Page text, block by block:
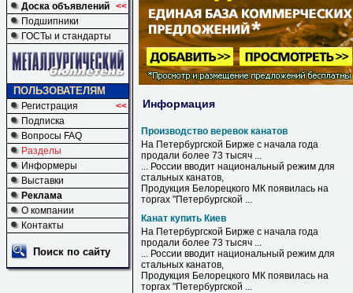
Доска объявлений <<
Подшипники
ГОСТы и стандарты
ПОЛЬЗОВАТЕЛЯМ
Регистрация
<<
Подписка
Вопросы FAQ
Разделы
Информеры
Выставки
Реклама
О компании
Контакты
Поиск по сайту
Информация
Производство веревок канатов
На Петербургской Бирже с начала года
продали более 73 тысяч ...
... России вводит национальный режим для
стальных канатов,
Продукция Белорецкого МК появилась на
торгах "Петербургской ...
Канат купить Киев
На Петербургской Бирже с начала года
продали более 73 тысяч ...
... России вводит национальный режим для
стальных канатов,
Продукция Белорецкого МК появилась на
торгах "Петербургской ...